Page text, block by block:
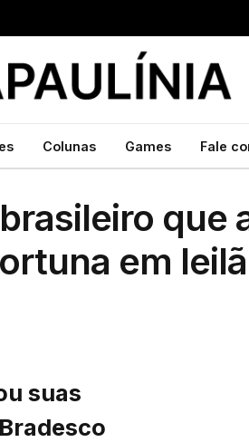
Colunas Games Fale
que
em
suas